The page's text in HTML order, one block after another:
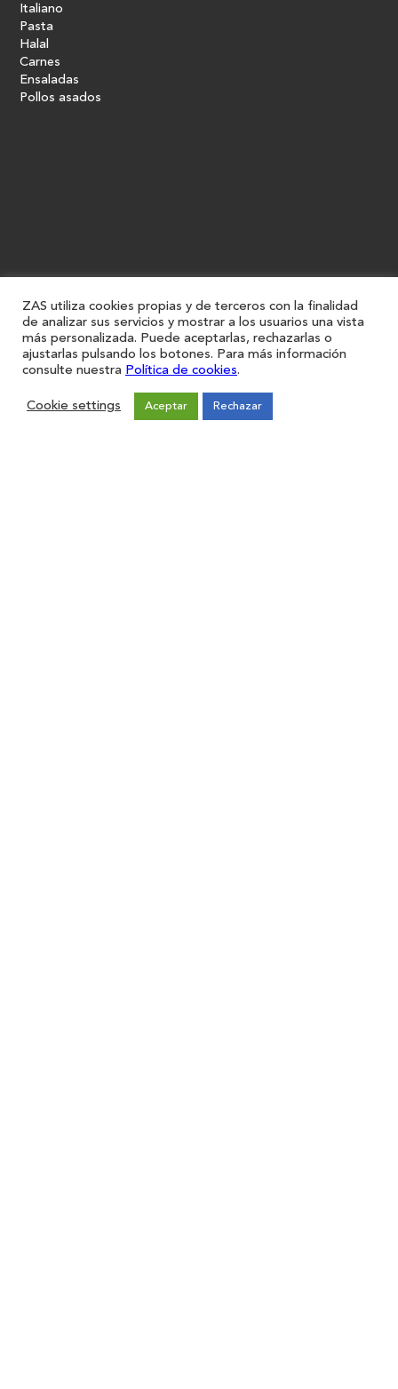
Italiano
Pasta
Halal
Carnes
Ensaladas
Pollos asados
ZAS utiliza cookies propias y de terceros con la finalidad
de analizar sus servicios y mostrar a los usuarios una vista
más personalizada. Puede aceptarlas, rechazarlas o
ajustarlas pulsando los botones. Para más información
consulte nuestra Política de cookies.
Cookie settings Aceptar Rechazar